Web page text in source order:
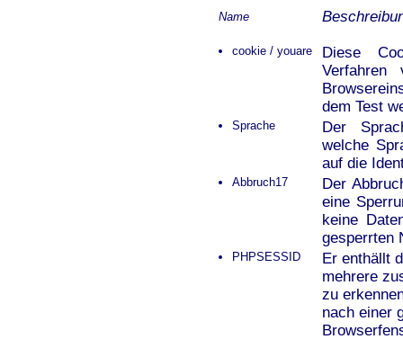
Name
cookie / youare
Diese
dem Test
Sprache
Der
welche
auf die
Abbruch17
Der
eine
keine
gesperrten
PHPSESSID
Er enthällt
mehrere
zu
nach einer